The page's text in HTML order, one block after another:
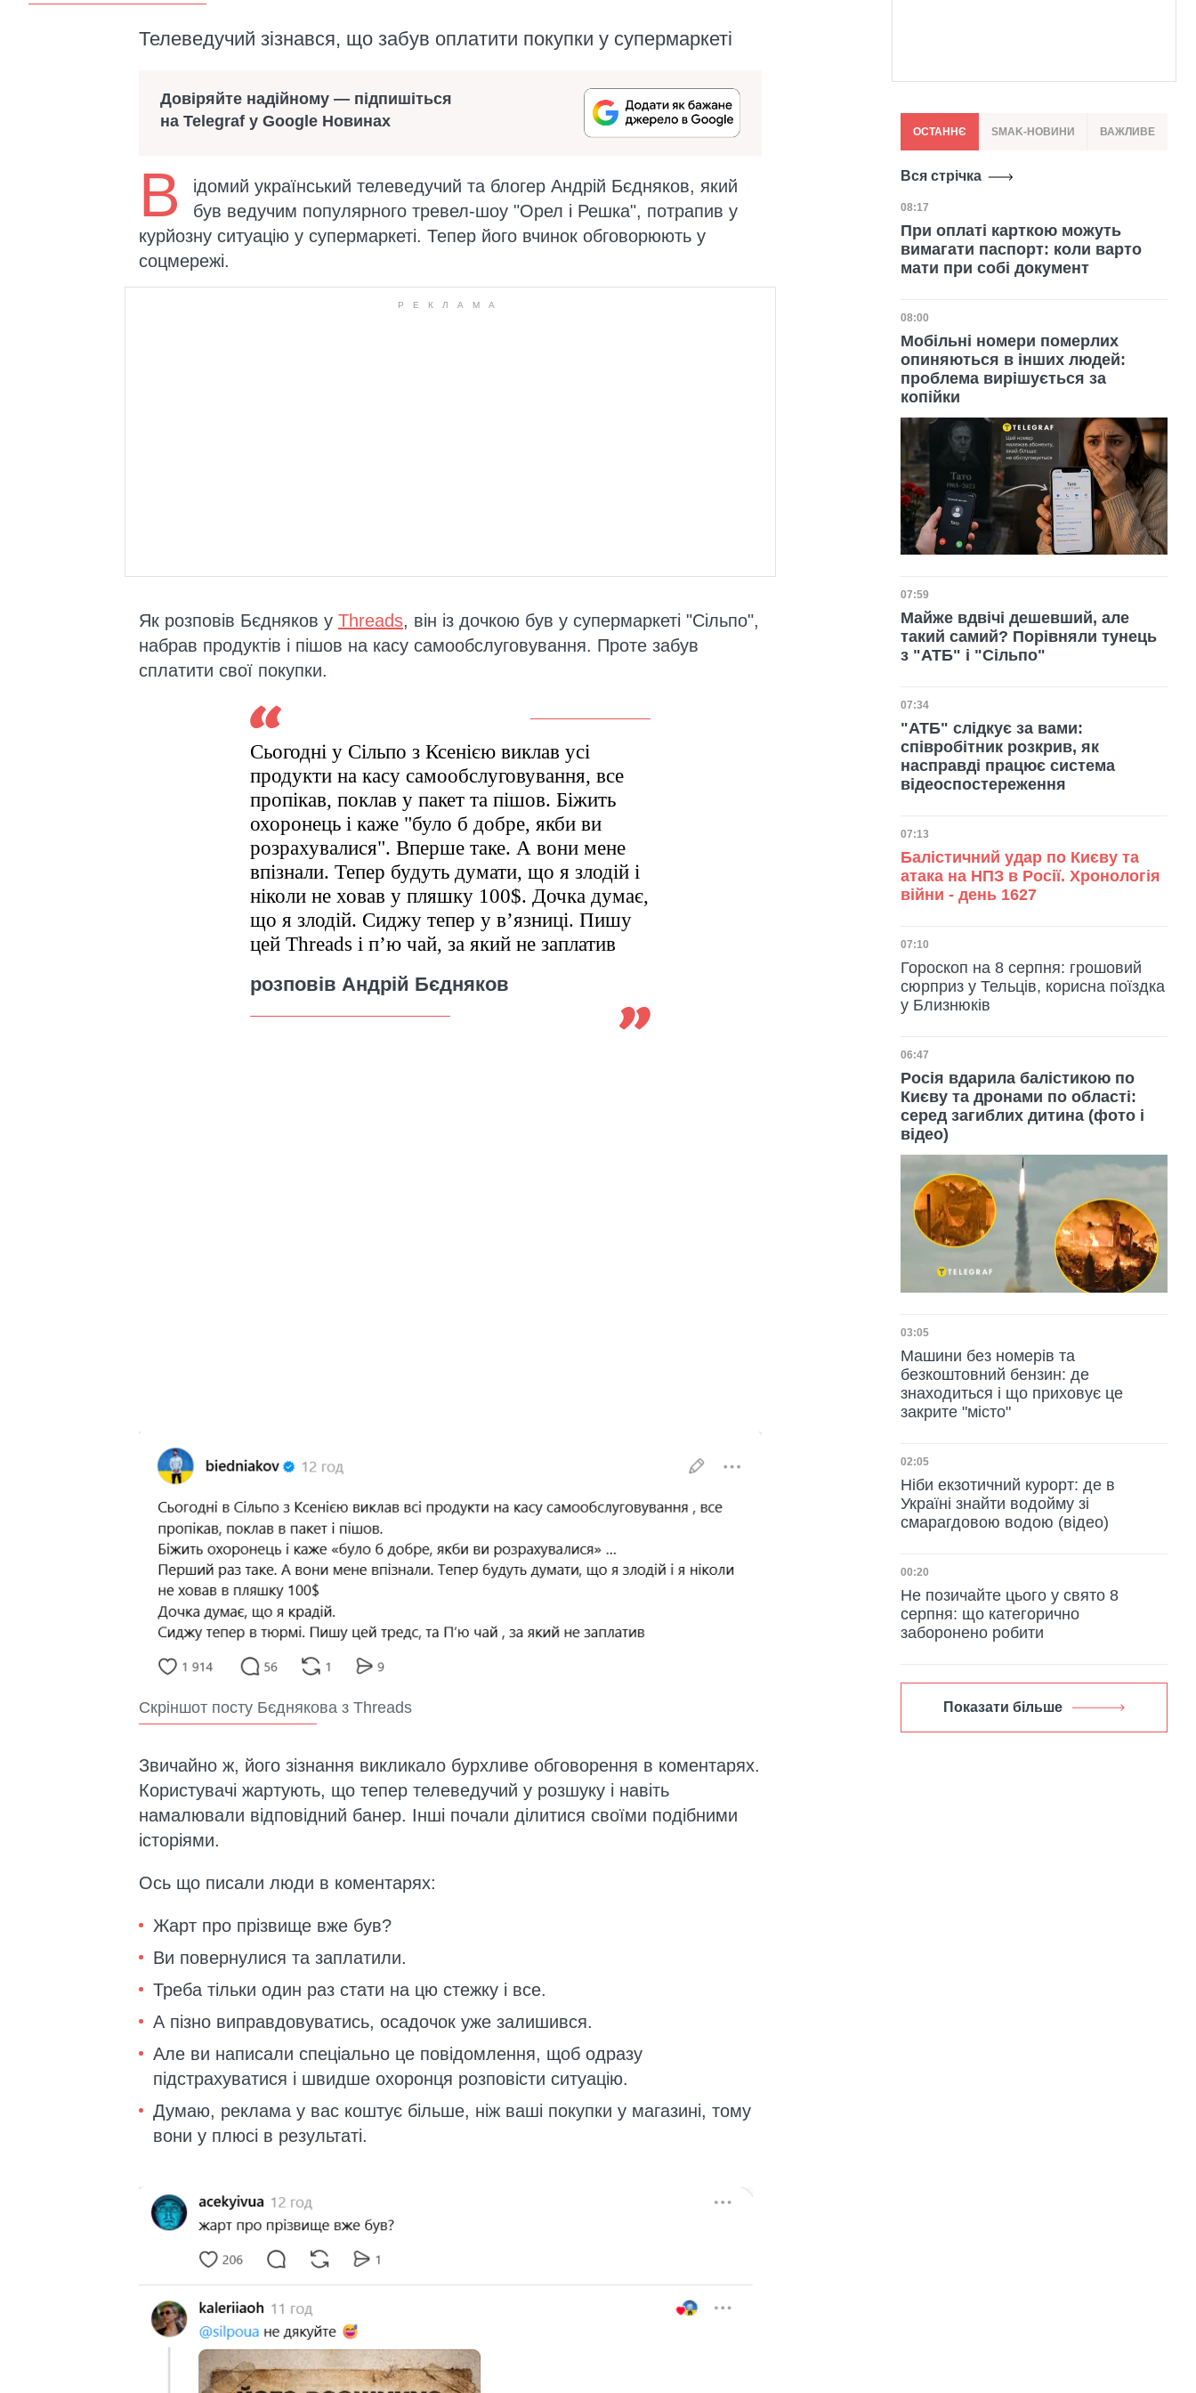
Телеведучий зізнався, що забув оплатити покупки у супермаркеті
Довіряйте надійному — підпишіться
на Telegraf у Google Новинах
В
ідомий український телеведучий та блогер Андрій Бєдняков, який
був ведучим популярного тревел-шоу "Орел і Решка", потрапив у
курйозну ситуацію у супермаркеті. Тепер його вчинок обговорюють у
соцмережі.
Як розповів Бєдняков у Threads, він із дочкою був у супермаркеті "Сільпо",
набрав продуктів і пішов на касу самообслуговування. Проте забув
сплатити свої покупки.
Сьогодні у Сільпо з Ксенією виклав усі
продукти на касу самообслуговування, все
пропікав, поклав у пакет та пішов. Біжить
охоронець і каже "було б добре, якби ви
розрахувалися". Вперше таке. А вони мене
впізнали. Тепер будуть думати, що я злодій і
ніколи не ховав у пляшку 100$. Дочка думає,
що я злодій. Сиджу тепер у в’язниці. Пишу
цей Threads і п’ю чай, за який не заплатив
розповів Андрій Бєдняков
Скріншот посту Бєднякова з Threads
Звичайно ж, його зізнання викликало бурхливе обговорення в коментарях.
Користувачі жартують, що тепер телеведучий у розшуку і навіть
намалювали відповідний банер. Інші почали ділитися своїми подібними
історіями.
Ось що писали люди в коментарях:
Жарт про прізвище вже був?
Ви повернулися та заплатили.
Треба тільки один раз стати на цю стежку і все.
А пізно виправдовуватись, осадочок уже залишився.
Але ви написали спеціально це повідомлення, щоб одразу
підстрахуватися і швидше охоронця розповісти ситуацію.
Думаю, реклама у вас коштує більше, ніж ваші покупки у магазині, тому
вони у плюсі в результаті.
ОСТАННЄ SMAK-НОВИНИ ВАЖЛИВЕ
Вся стрічка
Дата публікації
08:17
При оплаті карткою можуть
вимагати паспорт: коли варто
мати при собі документ
Дата публікації
08:00
Мобільні номери померлих
опиняються в інших людей:
проблема вирішується за
копійки
Дата публікації
07:59
Майже вдвічі дешевший, але
такий самий? Порівняли тунець
з "АТБ" і "Сільпо"
Дата публікації
07:34
"АТБ" слідкує за вами:
співробітник розкрив, як
насправді працює система
відеоспостереження
Дата публікації
07:13
Балістичний удар по Києву та
атака на НПЗ в Росії. Хронологія
війни - день 1627
Дата публікації
07:10
Гороскоп на 8 серпня: грошовий
сюрприз у Тельців, корисна поїздка
у Близнюків
Дата публікації
06:47
Росія вдарила балістикою по
Києву та дронами по області:
серед загиблих дитина (фото і
відео)
Дата публікації
03:05
Машини без номерів та
безкоштовний бензин: де
знаходиться і що приховує це
закрите "місто"
Дата публікації
02:05
Ніби екзотичний курорт: де в
Україні знайти водойму зі
смарагдовою водою (відео)
Дата публікації
00:20
Не позичайте цього у свято 8
серпня: що категорично
заборонено робити
Показати більше